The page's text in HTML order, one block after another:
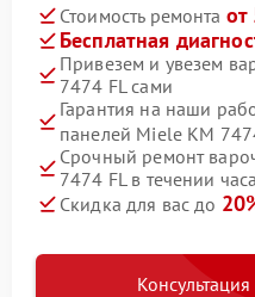
Стоимость ремонта от
Бесплатная
Привезем и увезем
7474 FL сами
Гарантия на наши
панелей Miele KM
Срочный ремонт
7474 FL в течении часа
Скидка для вас до